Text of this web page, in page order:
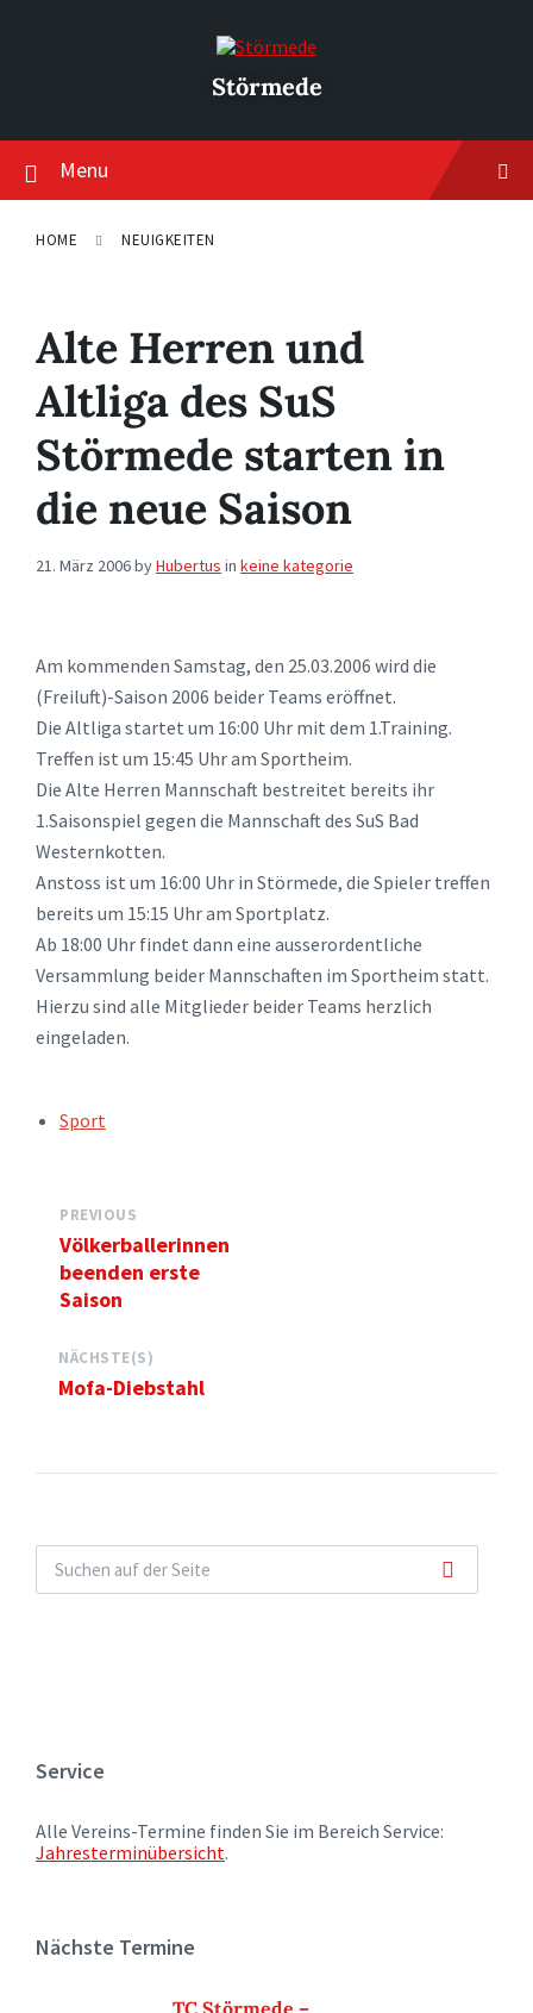
Störmede
Menu
HOME NEUIGKEITEN
Alte Herren und
Altliga des SuS
Störmede starten in
die neue Saison
21. März 2006byHubertus in keine kategorie
Am kommenden Samstag, den 25.03.2006 wird die
(Freiluft)-Saison 2006 beider Teams eröffnet.
Die Altliga startet um 16:00 Uhr mit dem 1.Training.
Treffen ist um 15:45 Uhr am Sportheim.
Die Alte Herren Mannschaft bestreitet bereits ihr
1.Saisonspiel gegen die Mannschaft des SuS Bad
Westernkotten.
Anstoss ist um 16:00 Uhr in Störmede, die Spieler treffen
bereits um 15:15 Uhr am Sportplatz.
Ab 18:00 Uhr findet dann eine ausserordentliche
Versammlung beider Mannschaften im Sportheim statt.
Hierzu sind alle Mitglieder beider Teams herzlich
eingeladen.
TAGS:Sport
PREVIOUS
Völkerballerinnen
beenden erste
Saison
NÄCHSTE(S)
Mofa-Diebstahl
Service
Alle Vereins-Termine finden Sie im Bereich Service:
Jahresterminübersicht.
Nächste Termine
TC Störmede –